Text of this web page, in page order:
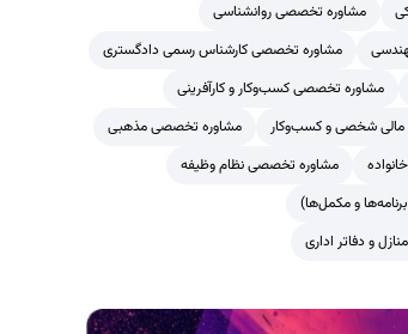
مشاوره تخصصی روانشناسی
مشاوره تخصصی کارشناس رسمی دادگستری
مشاوره تخصصی کسب‌وکار و کارآفرینی
شخصی و کسب‌وکار
مشاوره تخصصی مذهبی
مشاوره تخصصی نظام وظیفه
و مکمل‌ها)
و دفاتر اداری